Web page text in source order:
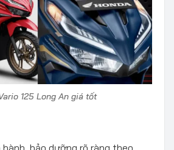
125 Long An giá tốt